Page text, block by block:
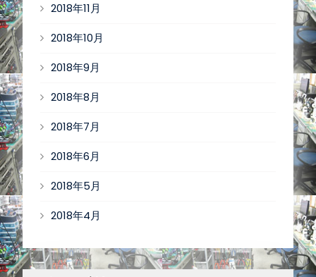
2018年11月
2018年10月
2018年9月
2018年8月
2018年7月
2018年6月
2018年5月
2018年4月